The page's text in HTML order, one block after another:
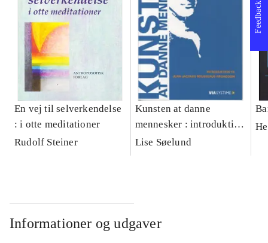
En vej til selverkendelse
: i otte meditationer
Rudolf Steiner
Kunsten at danne
mennesker : introduktion
til Jean-Jacques
Lise Søelund
Informationer og udgaver
Feedback